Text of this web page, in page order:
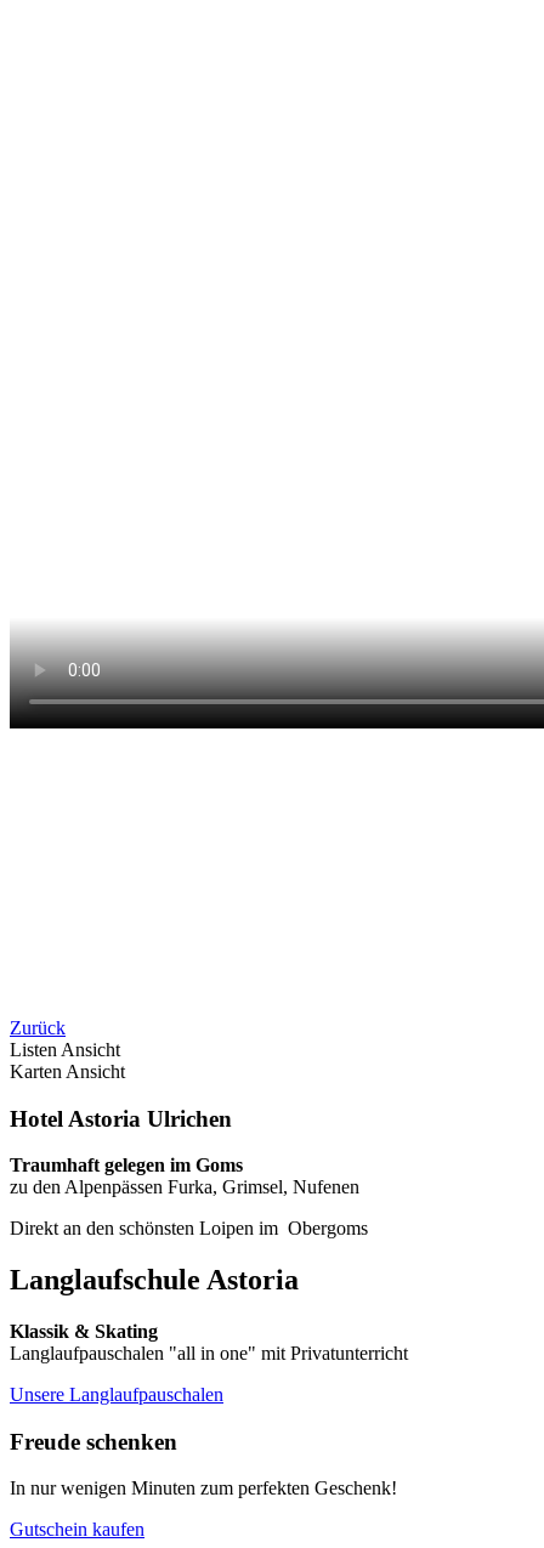
Zurück
Listen Ansicht
Karten Ansicht
Hotel Astoria Ulrichen
Traumhaft gelegen im Goms
zu den Alpenpässen Furka, Grimsel, Nufenen
Direkt an den schönsten Loipen im Obergoms
Langlaufschule Astoria
Klassik & Skating
Langlaufpauschalen "all in one" mit Privatunterricht
Unsere Langlaufpauschalen
Freude schenken
In nur wenigen Minuten zum perfekten Geschenk!
Gutschein kaufen